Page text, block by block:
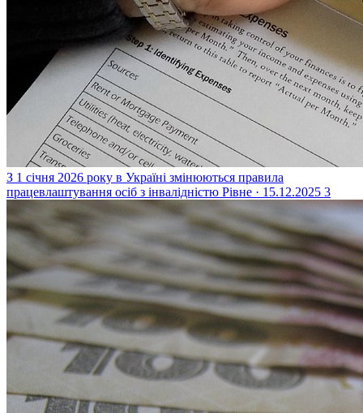
З 1 січня 2026 року в Україні змінюються правила
працевлаштування осіб з інвалідністю Рівне · 15.12.2025 3